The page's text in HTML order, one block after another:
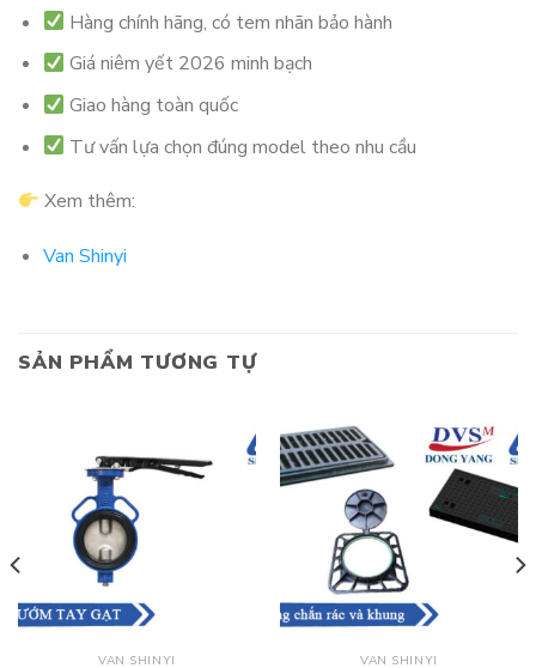
Hàng chính hãng, có tem nhãn bảo hành
Giá niêm yết 2026 minh bạch
Giao hàng toàn quốc
Tư vấn lựa chọn đúng model theo nhu cầu
Xem thêm:
Van Shinyi
SẢN PHẨM TƯƠNG TỰ
VAN SHINYI VAN SHINYI